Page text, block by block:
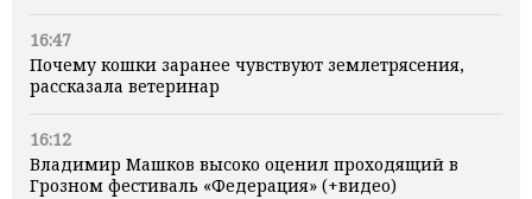
16:47
Почему кошки заранее чувствуют землетрясения,
рассказала ветеринар
16:12
Владимир Машков высоко оценил проходящий в
Грозном фестиваль «Федерация» (+видео)